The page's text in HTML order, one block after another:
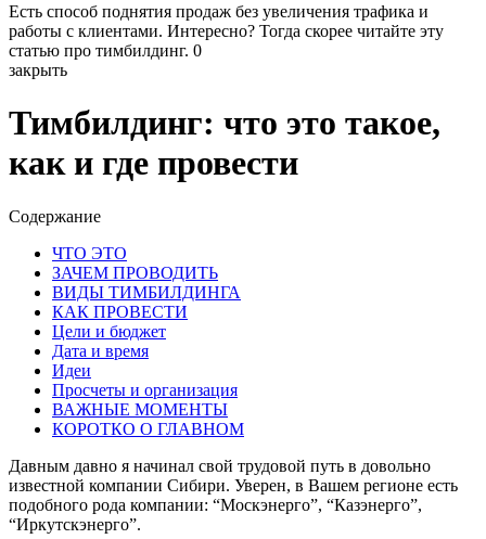
Есть способ поднятия продаж без увеличения трафика и
работы с клиентами. Интересно? Тогда скорее читайте эту
статью про тимбилдинг. 0
закрыть
Тимбилдинг: что это такое,
как и где провести
Содержание
ЧТО ЭТО
ЗАЧЕМ ПРОВОДИТЬ
ВИДЫ ТИМБИЛДИНГА
КАК ПРОВЕСТИ
Цели и бюджет
Дата и время
Идеи
Просчеты и организация
ВАЖНЫЕ МОМЕНТЫ
КОРОТКО О ГЛАВНОМ
Давным давно я начинал свой трудовой путь в довольно
известной компании Сибири. Уверен, в Вашем регионе есть
подобного рода компании: “Москэнерго”, “Казэнерго”,
“Иркутскэнерго”.